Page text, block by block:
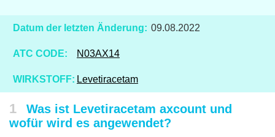
Datum der letzten Änderung: 09.08.2022
ATC CODE: N03AX14
WIRKSTOFF: Levetiracetam
1
Was ist Levetiracetam axcount und
wofür wird es angewendet?